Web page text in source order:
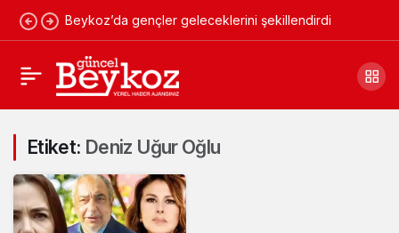
Beykoz’da gençler geleceklerini şekillendirdi
Etiket: Deniz Uğur Oğlu